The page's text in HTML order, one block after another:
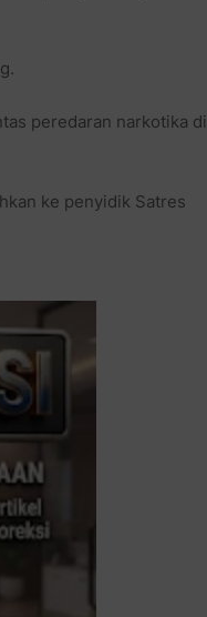
peredaran narkotika di
ke penyidik Satres